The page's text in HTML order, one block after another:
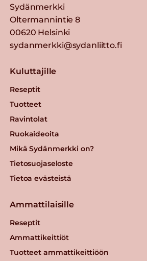
Sydänmerkki
Oltermannintie 8
00620 Helsinki
sydanmerkki@sydanliitto.fi
Kuluttajille
Reseptit
Tuotteet
Ravintolat
Ruokaideoita
Mikä Sydänmerkki on?
Tietosuojaseloste
Tietoa evästeistä
Ammattilaisille
Reseptit
Ammattikeittiöt
Tuotteet ammattikeittiöön